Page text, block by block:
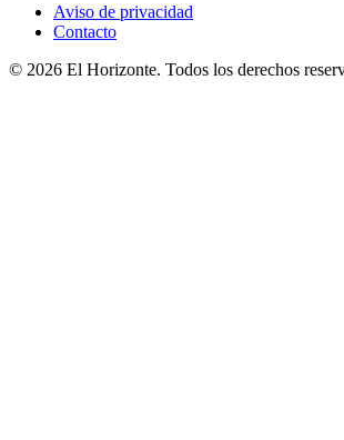
Aviso de privacidad
Contacto
© 2026 El Horizonte. Todos los derechos